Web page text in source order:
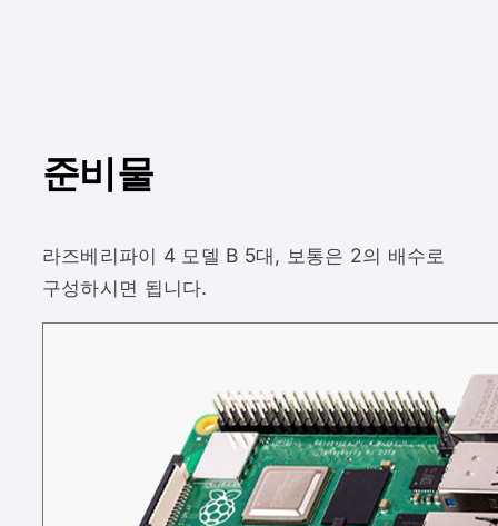
준비물
라즈베리파이 4 모델 B 5대, 보통은 2의 배수로
구성하시면 됩니다.